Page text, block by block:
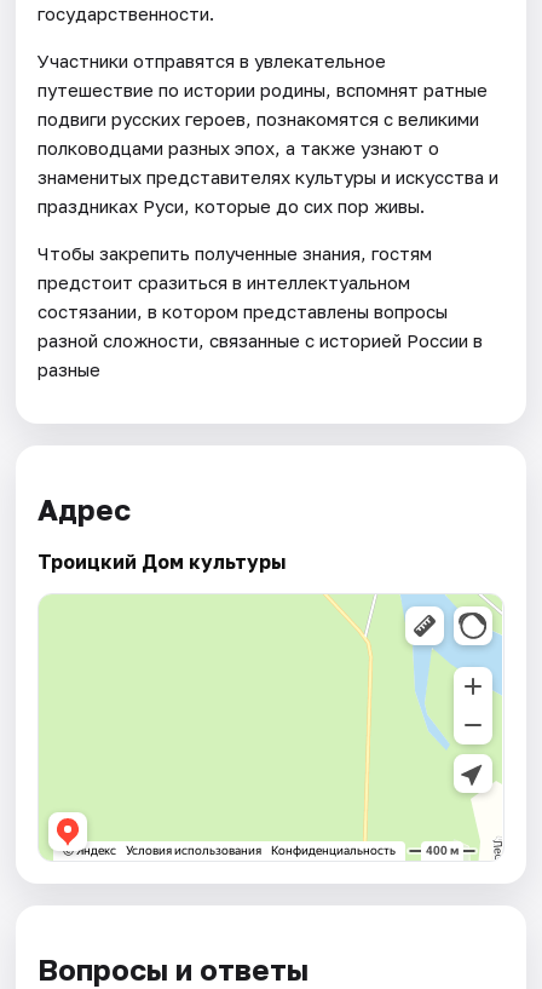
государственности.
Участники отправятся в увлекательное
путешествие по истории родины, вспомнят ратные
подвиги русских героев, познакомятся с великими
полководцами разных эпох, а также узнают о
знаменитых представителях культуры и искусства и
праздниках Руси, которые до сих пор живы.
Чтобы закрепить полученные знания, гостям
предстоит сразиться в интеллектуальном
состязании, в котором представлены вопросы
разной сложности, связанные с историей России в
разные
Адрес
Троицкий Дом культуры
Вопросы и ответы